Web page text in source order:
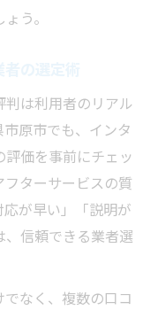
う。
は利用者のリアル
原市でも、インタ
価を事前にチェッ
ターサービスの質
が早い」「説明が
信頼できる業者選
なく、複数の口コ